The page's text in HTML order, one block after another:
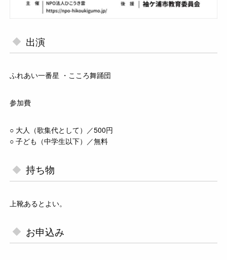
出演
ふれあい一番星 ・こころ舞踊団
参加費
○ 大人（歌集代として）／500円
○ 子ども（中学生以下）／無料
持ち物
上靴あるとよい。
お申込み